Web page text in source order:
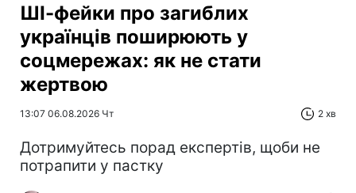
ШІ-фейки про загиблих
українців поширюють у
соцмережах: як не стати
жертвою
13:07 06.08.2026 Чт 2 хв
Дотримуйтесь порад експертів, щоби не
потрапити у пастку